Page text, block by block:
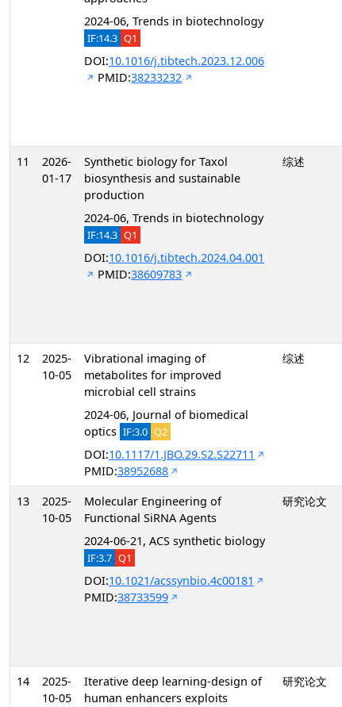
2024-06, Trends in biotechnology
IF:14.3 Q1
DOI:10.1016/j.tibtech.2023.12.006
PMID:38233232
11
2026-
01-17
Synthetic biology for Taxol
biosynthesis and sustainable
production
2024-06, Trends in biotechnology
IF:14.3 Q1
DOI:10.1016/j.tibtech.2024.04.001
PMID:38609783
综述
12
2025-
10-05
Vibrational imaging of
metabolites for improved
microbial cell strains
2024-06, Journal of biomedical
optics IF:3.0 Q2
DOI:10.1117/1.JBO.29.S2.S22711
PMID:38952688
综述
13
2025-
10-05
Molecular Engineering of
Functional SiRNA Agents
2024-06-21, ACS synthetic biology
IF:3.7 Q1
DOI:10.1021/acssynbio.4c00181
PMID:38733599
研究论文
14
2025-
10-05
Iterative deep learning-design of
human enhancers exploits
研究论文